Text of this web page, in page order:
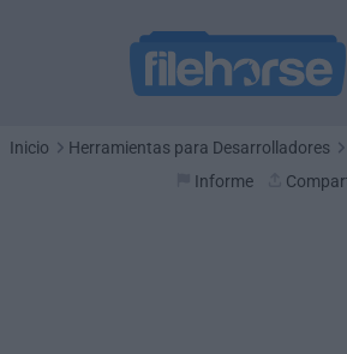
Inicio Herramientas para Desarrolladores
Informe